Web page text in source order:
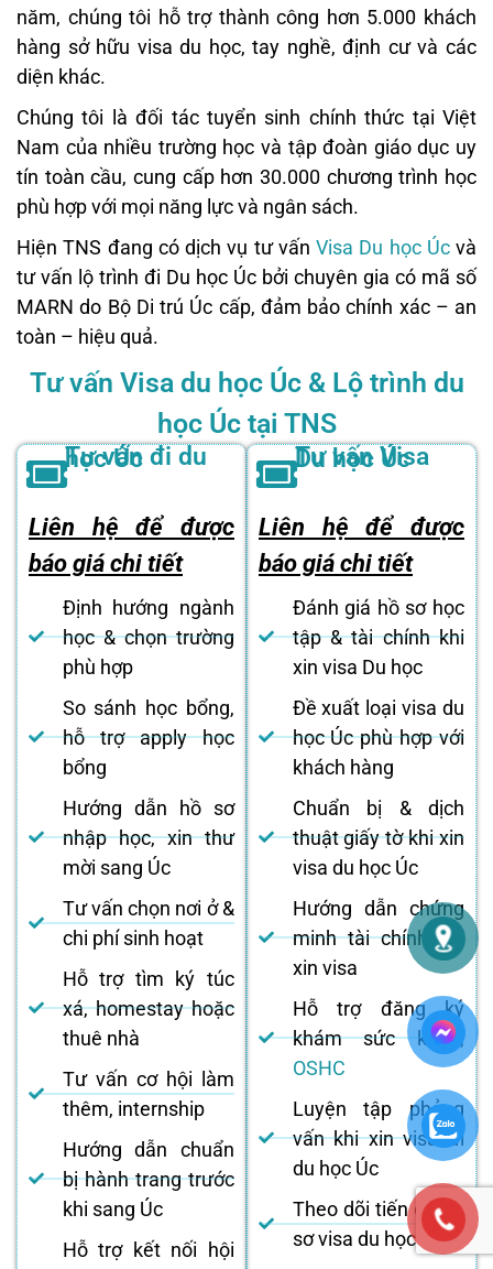
năm, chúng tôi hỗ trợ thành công hơn 5.000 khách
hàng sở hữu visa du học, tay nghề, định cư và các
diện khác.
Chúng tôi là đối tác tuyển sinh chính thức tại Việt
Nam của nhiều trường học và tập đoàn giáo dục uy
tín toàn cầu, cung cấp hơn 30.000 chương trình học
phù hợp với mọi năng lực và ngân sách.
Hiện TNS đang có dịch vụ tư vấn Visa Du học Úcvà
tư vấn lộ trình đi Du học Úc bởi chuyên gia có mã số
MARN do Bộ Di trú Úc cấp, đảm bảo chính xác – an
toàn – hiệu quả.
Tư vấn Visa du học Úc & Lộ trình du
học Úc tại TNS
Tư vấn đi du học Úc
Liên hệ để được
báo giá chi tiết
Định hướng ngành
học & chọn trường
phù hợp
So sánh học bổng,
hỗ trợ apply học
bổng
Hướng dẫn hồ sơ
nhập học, xin thư
mời sang Úc
Tư vấn chọn nơi ở &
chi phí sinh hoạt
Hỗ trợ tìm ký túc
xá, homestay hoặc
thuê nhà
Tư vấn cơ hội làm
thêm, internship
Hướng dẫn chuẩn
bị hành trang trước
khi sang Úc
Hỗ trợ kết nối hội
Tư vấn Visa Du học Úc
Liên hệ để được
báo giá chi tiết
Đánh giá hồ sơ học
tập & tài chính khi
xin visa Du học
Đề xuất loại visa du
học Úc phù hợp với
khách hàng
Chuẩn bị & dịch
thuật giấy tờ khi xin
visa du học Úc
Hướng dẫn chứng
minh tài chính khi
xin visa
Hỗ trợ đăng ký
khám sức khỏe,
OSHC
Luyện tập phỏng
vấn khi xin visa đi
du học Úc
Theo dõi tiến độ hồ
sơ visa du học Úc